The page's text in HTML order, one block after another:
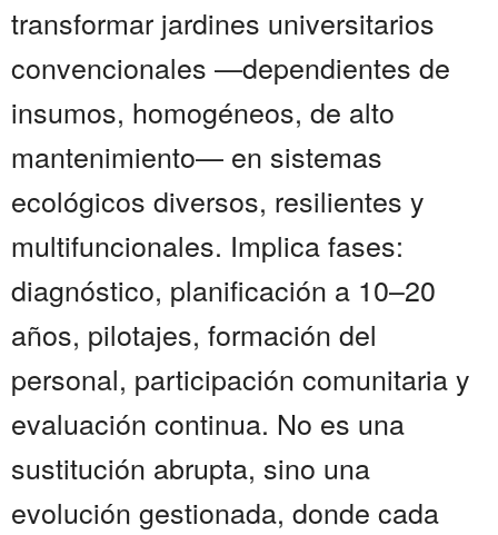
transformar jardines universitarios
convencionales —dependientes de
insumos, homogéneos, de alto
mantenimiento— en sistemas
ecológicos diversos, resilientes y
multifuncionales. Implica fases:
diagnóstico, planificación a 10–20
años, pilotajes, formación del
personal, participación comunitaria y
evaluación continua. No es una
sustitución abrupta, sino una
evolución gestionada, donde cada